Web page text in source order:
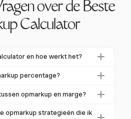
over de Beste
Calculator
en hoe werkt het?
helpt bedrijven de
bovenop de kostprijs
in te voeren, geeft de
percentage?
te berekenen, gebruik
100. Dit meet de procentuele
opmarkup en marge?
dat aan de kostprijs
opmarkup strategieën die ik